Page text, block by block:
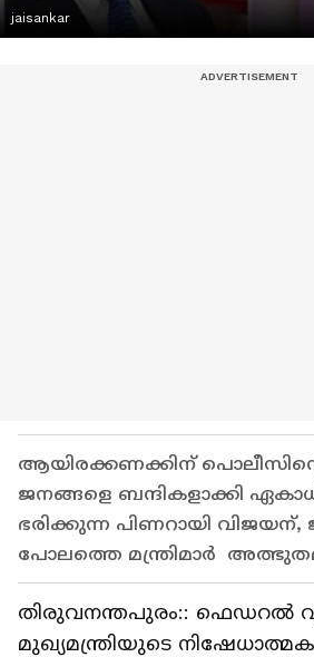
jaisankar
ആയിരക്കണക്കിന്
ജനങ്ങളെ ബന്ദികളാക്കി
ഭരിക്കുന്ന പിണറായി വിജയന്,
പോലത്തെ മന്ത്രിമാർ
തിരുവനന്തപുരം:: ഫെഡറൽ
മുഖ്യമന്ത്രിയുടെ